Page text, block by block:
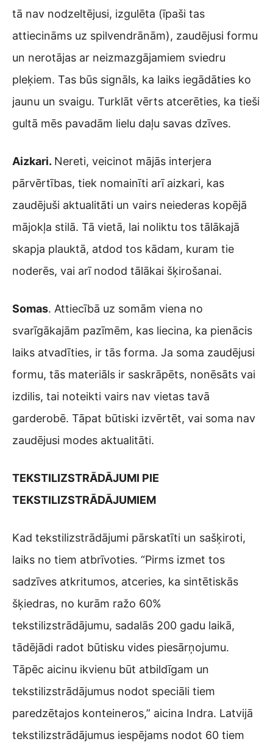
tā nav nodzeltējusi, izgulēta (īpaši tas
attiecināms uz spilvendrānām), zaudējusi formu
un nerotājas ar neizmazgājamiem sviedru
pleķiem. Tas būs signāls, ka laiks iegādāties ko
jaunu un svaigu. Turklāt vērts atcerēties, ka tieši
gultā mēs pavadām lielu daļu savas dzīves.
Aizkari. Nereti, veicinot mājās interjera
pārvērtības, tiek nomainīti arī aizkari, kas
zaudējuši aktualitāti un vairs neiederas kopējā
mājokļa stilā. Tā vietā, lai noliktu tos tālākajā
skapja plauktā, atdod tos kādam, kuram tie
noderēs, vai arī nodod tālākai šķirošanai.
Somas. Attiecībā uz somām viena no
svarīgākajām pazīmēm, kas liecina, ka pienācis
laiks atvadīties, ir tās forma. Ja soma zaudējusi
formu, tās materiāls ir saskrāpēts, nonēsāts vai
izdilis, tai noteikti vairs nav vietas tavā
garderobē. Tāpat būtiski izvērtēt, vai soma nav
zaudējusi modes aktualitāti.
TEKSTILIZSTRĀDĀJUMI PIE
TEKSTILIZSTRĀDĀJUMIEM
Kad tekstilizstrādājumi pārskatīti un sašķiroti,
laiks no tiem atbrīvoties. “Pirms izmet tos
sadzīves atkritumos, atceries, ka sintētiskās
šķiedras, no kurām ražo 60%
tekstilizstrādājumu, sadalās 200 gadu laikā,
tādējādi radot būtisku vides piesārņojumu.
Tāpēc aicinu ikvienu būt atbildīgam un
tekstilizstrādājumus nodot speciāli tiem
paredzētajos konteineros,” aicina Indra. Latvijā
tekstilizstrādājumus iespējams nodot 60 tiem